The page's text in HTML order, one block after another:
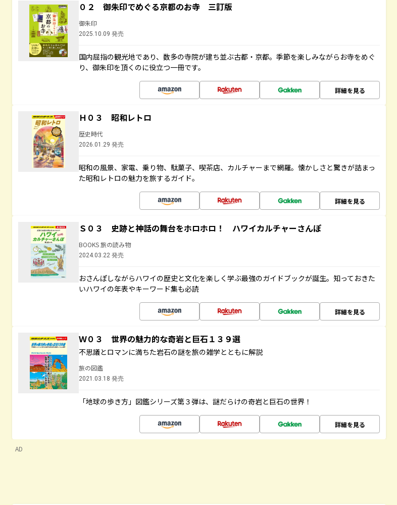
０２ 御朱印でめぐる京都のお寺 三訂版
御朱印
2025.10.09 発売
国内屈指の観光地であり、数多の寺院が建ち並ぶ古都・京都。季節を楽しみながらお寺をめぐ
り、御朱印を頂くのに役立つ一冊です。
詳細を見る
Ｈ０３ 昭和レトロ
歴史時代
2026.01.29 発売
昭和の風景、家電、乗り物、駄菓子、喫茶店、カルチャーまで網羅。懐かしさと驚きが詰まっ
た昭和レトロの魅力を旅するガイド。
詳細を見る
Ｓ０３ 史跡と神話の舞台をホロホロ！ ハワイカルチャーさんぽ
BOOKS 旅の読み物
2024.03.22 発売
おさんぽしながらハワイの歴史と文化を楽しく学ぶ最強のガイドブックが誕生。知っておきた
いハワイの年表やキーワード集も必読
詳細を見る
Ｗ０３ 世界の魅力的な奇岩と巨石１３９選
不思議とロマンに満ちた岩石の謎を旅の雑学とともに解説
旅の図鑑
2021.03.18 発売
「地球の歩き方」図鑑シリーズ第３弾は、謎だらけの奇岩と巨石の世界！
詳細を見る
AD